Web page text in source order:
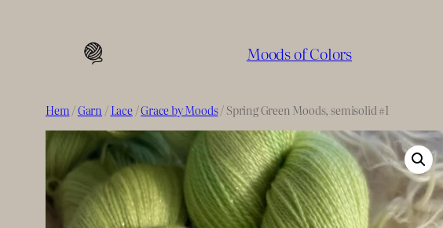
Moods of Colors
Hem/Garn /Lace/Grace by Moods/ Spring Green Moods, semisolid #1